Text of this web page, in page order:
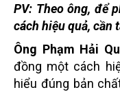
PV: Theo ông, để
cách hiệu quả, cần
Ông Phạm Hải
đồng một cách
hiểu đúng bản